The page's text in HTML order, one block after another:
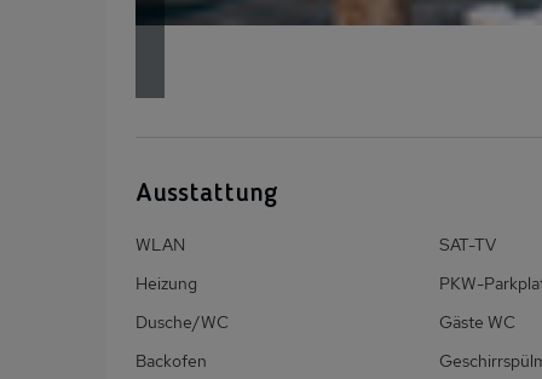
Ausstattung
WLAN
SAT-TV
Heizung
PKW-
Dusche/WC
Gäste WC
Backofen